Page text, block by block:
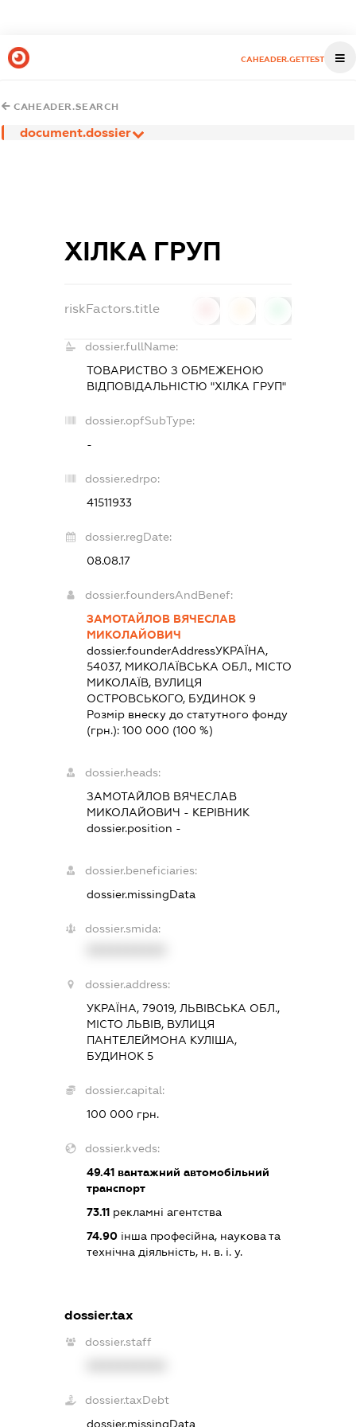
CAHEADER.GETTEST
CAHEADER.SEARCH
document.dossier
ХІЛКА ГРУП
riskFactors.title
dossier.fullName:
ТОВАРИСТВО З ОБМЕЖЕНОЮ
ВІДПОВІДАЛЬНІСТЮ "ХІЛКА ГРУП"
dossier.opfSubType:
-
dossier.edrpo:
41511933
dossier.regDate:
08.08.17
dossier.foundersAndBenef:
ЗАМОТАЙЛОВ ВЯЧЕСЛАВ
МИКОЛАЙОВИЧ
dossier.founderAddressУКРАЇНА,
54037, МИКОЛАЇВСЬКА ОБЛ., МІСТО
МИКОЛАЇВ, ВУЛИЦЯ
ОСТРОВСЬКОГО, БУДИНОК 9
Розмір внеску до статутного фонду
(грн.): 100 000 (100 %)
dossier.heads:
ЗАМОТАЙЛОВ ВЯЧЕСЛАВ
МИКОЛАЙОВИЧ - КЕРІВНИК
dossier.position -
dossier.beneficiaries:
dossier.missingData
dossier.smida:
dossier.address:
УКРАЇНА, 79019, ЛЬВІВСЬКА ОБЛ.,
МІСТО ЛЬВІВ, ВУЛИЦЯ
ПАНТЕЛЕЙМОНА КУЛІША,
БУДИНОК 5
dossier.capital:
100 000 грн.
dossier.kveds:
49.41вантажний автомобільний
транспорт
73.11рекламні агентства
74.90інша професійна, наукова та
технічна діяльність, н. в. і. у.
dossier.tax
dossier.staff
dossier.taxDebt
dossier.missingData